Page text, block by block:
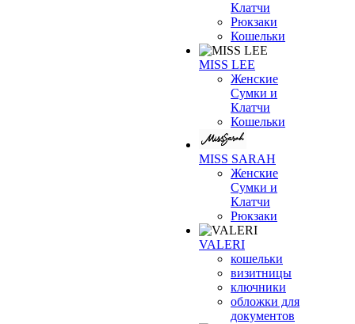
Клатчи
Рюкзаки
Кошельки
MISS LEE
Женские
Сумки и
Клатчи
Кошельки
MISS SARAH
Женские
Сумки и
Клатчи
Рюкзаки
VALERI
кошельки
визитницы
ключники
обложки для
документов